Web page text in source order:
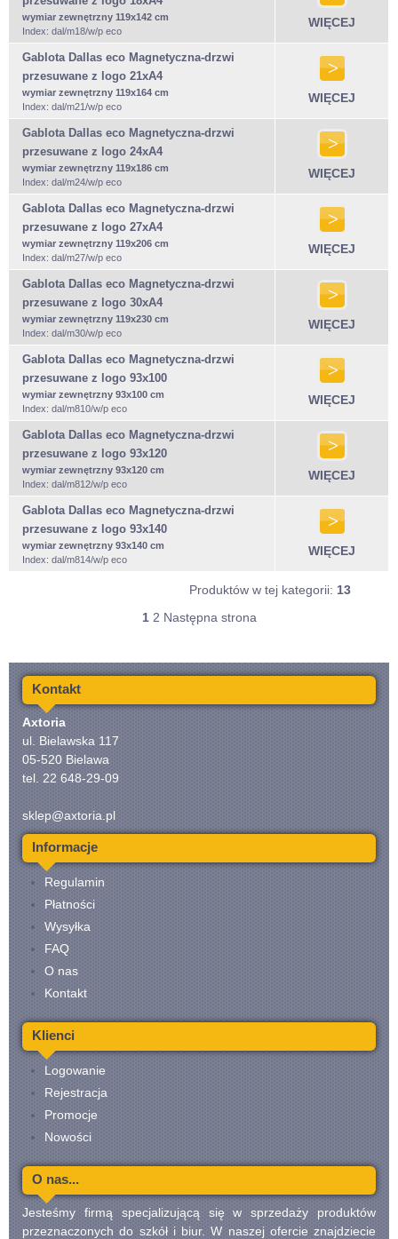
wymiar zewnętrzny 119x142 cm
Index: dal/m18/w/p eco
WIĘCEJ
Gablota Dallas eco Magnetyczna-drzwi
przesuwane z logo 21xA4
wymiar zewnętrzny 119x164 cm
Index: dal/m21/w/p eco
WIĘCEJ
Gablota Dallas eco Magnetyczna-drzwi
przesuwane z logo 24xA4
wymiar zewnętrzny 119x186 cm
Index: dal/m24/w/p eco
WIĘCEJ
Gablota Dallas eco Magnetyczna-drzwi
przesuwane z logo 27xA4
wymiar zewnętrzny 119x206 cm
Index: dal/m27/w/p eco
WIĘCEJ
Gablota Dallas eco Magnetyczna-drzwi
przesuwane z logo 30xA4
wymiar zewnętrzny 119x230 cm
Index: dal/m30/w/p eco
WIĘCEJ
Gablota Dallas eco Magnetyczna-drzwi
przesuwane z logo 93x100
wymiar zewnętrzny 93x100 cm
Index: dal/m810/w/p eco
WIĘCEJ
Gablota Dallas eco Magnetyczna-drzwi
przesuwane z logo 93x120
wymiar zewnętrzny 93x120 cm
Index: dal/m812/w/p eco
WIĘCEJ
Gablota Dallas eco Magnetyczna-drzwi
przesuwane z logo 93x140
wymiar zewnętrzny 93x140 cm
Index: dal/m814/w/p eco
WIĘCEJ
Produktów w tej kategorii: 13
1 2 Następna strona
Kontakt
Axtoria
ul. Bielawska 117
05-520 Bielawa
tel. 22 648-29-09
sklep@axtoria.pl
Informacje
Regulamin
Płatności
Wysyłka
FAQ
O nas
Kontakt
Klienci
Logowanie
Rejestracja
Promocje
Nowości
O nas...
Jesteśmy firmą specjalizującą się w sprzedaży produktów
przeznaczonych do szkół i biur. W naszej ofercie znajdziecie